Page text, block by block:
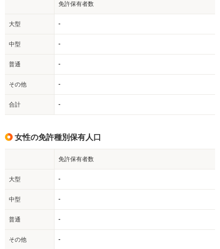
免許保有者数
大型 -
中型 -
普通 -
その他 -
合計 -
女性の免許種別保有人口
免許保有者数
大型 -
中型 -
普通 -
その他 -